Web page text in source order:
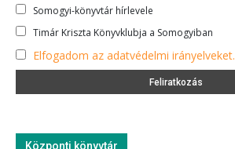
Somogyi-könyvtár hírlevele
Timár Kriszta Könyvklubja a Somogyiban
Elfogadom az adatvédelmi irányelveket.
Központi könyvtár